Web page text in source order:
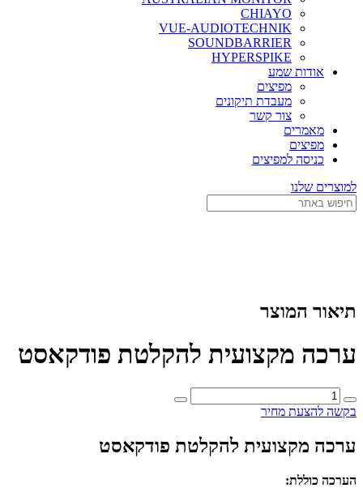
CHIAYO
VUE-AUDIOTECHNIK
SOUNDBARRIER
HYPERSPIKE
אודות שמע
מפיצים
מעבדת תיקונים
צור קשר
מאמרים
מפיצים
כניסה למפיצים
למוצרים שלנו
תיאור המוצר
ערכה מקצועית להקלטת פודקאסט
כמות
של
להקלטת
בקשה להצעת מחיר
ערכה מקצועית להקלטת פודקאסט
הערכה כוללת: